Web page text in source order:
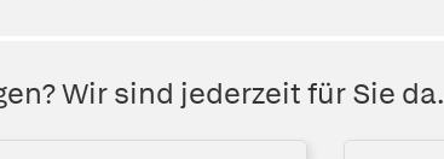
Wir sind jederzeit für Sie da.